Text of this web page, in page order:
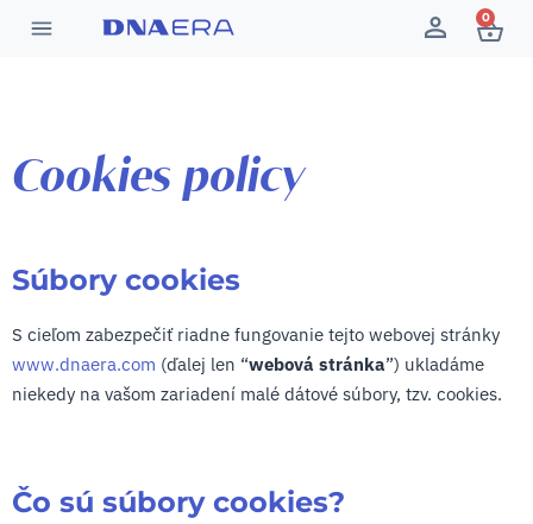
0
Cookies policy
Súbory cookies
S cieľom zabezpečiť riadne fungovanie tejto webovej stránky
www.dnaera.com (ďalej len “webová stránka”) ukladáme
niekedy na vašom zariadení malé dátové súbory, tzv. cookies.
Čo sú súbory cookies?